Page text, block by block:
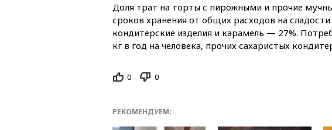
Доля трат на торты с пирожными и прочие
сроков хранения от общих расходов на сладости
кондитерские изделия и карамель — 27%.
кг в год на человека, прочих сахаристых
0 0
РЕКОМЕНДУЕМ: